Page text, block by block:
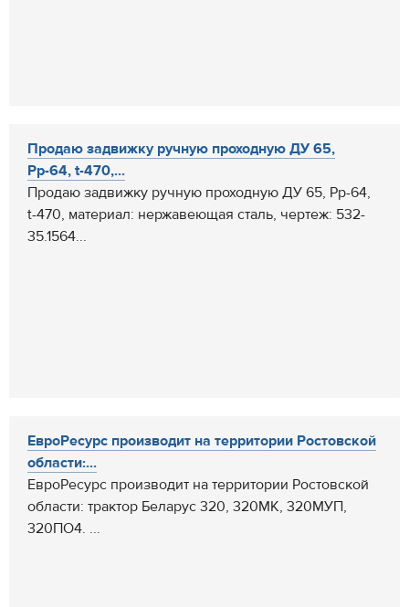
Продаю задвижку ручную проходную ДУ 65,
Рр-64, t-470,...
Продаю задвижку ручную проходную ДУ 65, Рр-64,
t-470, материал: нержавеющая сталь, чертеж: 532-
35.1564...
ЕвроРесурс производит на территории Ростовской
области:...
ЕвроРесурс производит на территории Ростовской
области: трактор Беларус 320, 320МК, 320МУП,
320ПО4. ...